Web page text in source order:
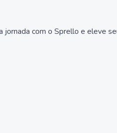
com o Sprello e eleve